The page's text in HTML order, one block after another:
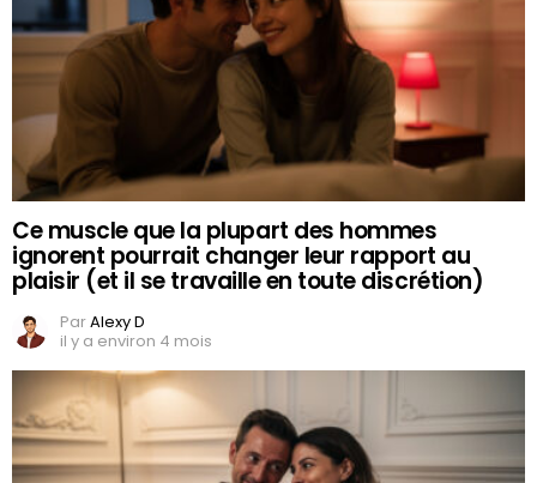
Ce muscle que la plupart des hommes
ignorent pourrait changer leur rapport au
plaisir (et il se travaille en toute discrétion)
ParAlexy D
il y a environ 4 mois